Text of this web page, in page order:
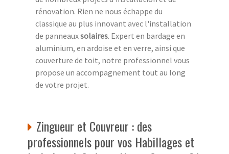
rénovation. Rien ne nous échappe du
classique au plus innovant avec l'installation
de panneauxsolaires. Expert en bardage en
aluminium, en ardoise et en verre, ainsi que
couverture de toit, notre professionnel vous
propose un accompagnement tout au long
de votre projet.
Zingueur et Couvreur : des
professionnels pour vos Habillages et